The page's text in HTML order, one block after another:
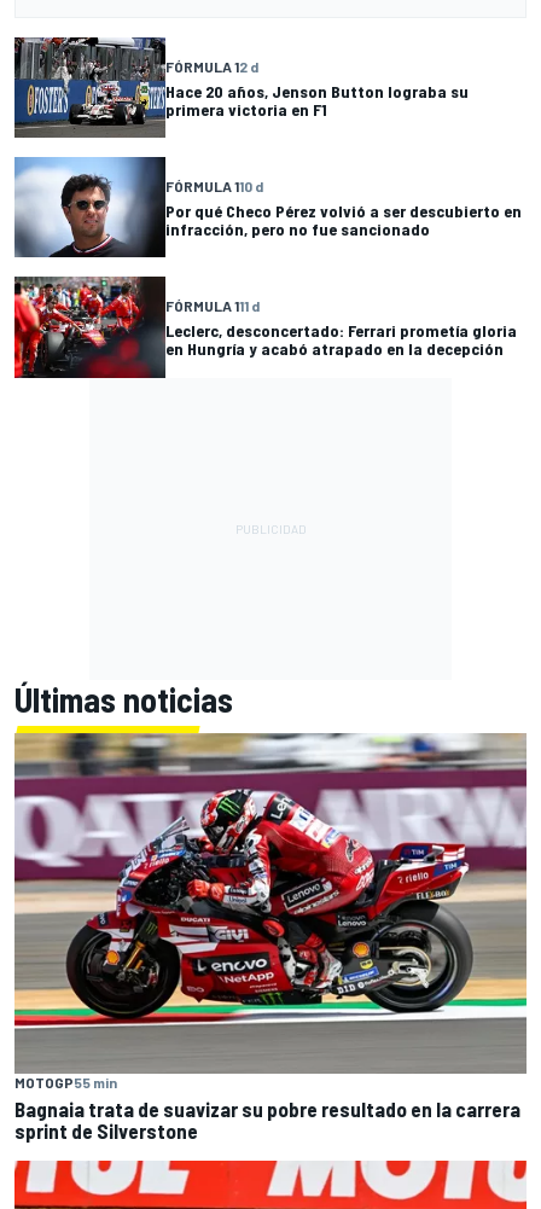
FÓRMULA 12 d
Hace 20 años, Jenson Button lograba su
primera victoria en F1
FÓRMULA 110 d
Por qué Checo Pérez volvió a ser descubierto en
infracción, pero no fue sancionado
FÓRMULA 111 d
Leclerc, desconcertado: Ferrari prometía gloria
en Hungría y acabó atrapado en la decepción
Últimas noticias
MOTOGP55 min
Bagnaia trata de suavizar su pobre resultado en la carrera
sprint de Silverstone